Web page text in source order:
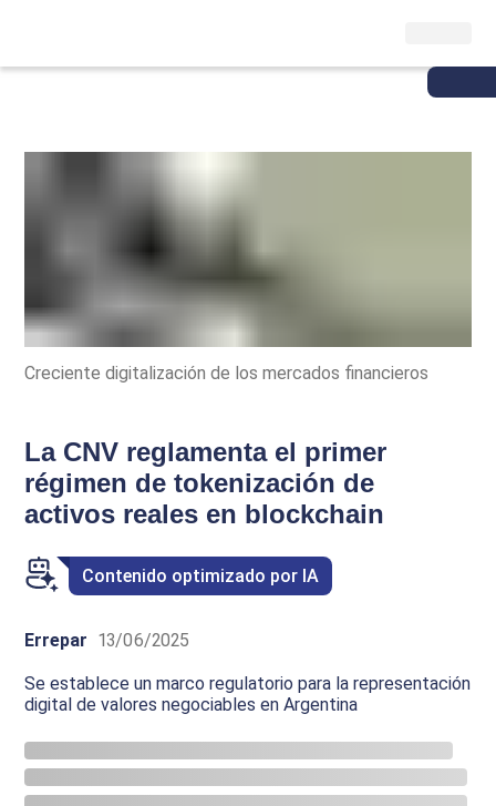
Creciente digitalización de los mercados financieros
La CNV reglamenta el primer
régimen de tokenización de
activos reales en blockchain
Contenido optimizado por IA
Errepar 13/06/2025
Se establece un marco regulatorio para la representación
digital de valores negociables en Argentina